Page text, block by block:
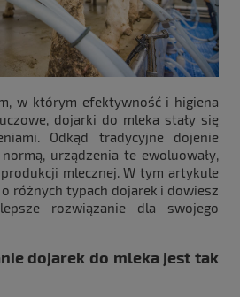
w którym efektywność i higiena
dojarki do mleka stały się
Odkąd tradycyjne dojenie
urządzenia te ewoluowały,
mlecznej. W tym artykule
różnych typach dojarek i dowiesz
rozwiązanie dla swojego
dojarek do mleka jest tak